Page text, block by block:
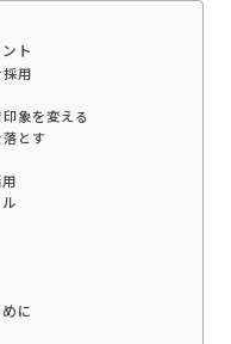
ト
用
象を変える
とす
に